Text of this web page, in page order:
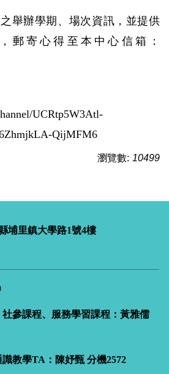
舉辦學期、場次資訊，並提供
郵寄心得至本中心信箱：
UCRtp5W3Atl-
QijMFM6
瀏覽數: 10499
埔里鎮大學路1號4樓
參課程、服務學習課程：黃雅儒
教學TA：陳妤甄 分機2572